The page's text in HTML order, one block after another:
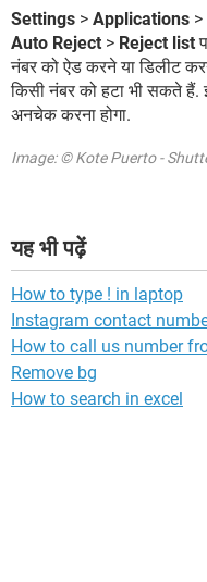
Settings > Applications >
Auto Reject > Reject list
नंबर को ऐड करने या डिलीट
किसी नंबर को हटा भी सकते
अनचेक करना होगा.
Image: © Kote Puerto -
यह भी पढ़ें
How to type ! in laptop
Instagram contact
How to call us number
Remove bg
How to search in excel